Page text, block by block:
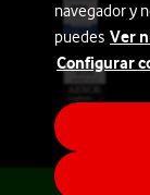
navegador y
puedes Ver
Configurar